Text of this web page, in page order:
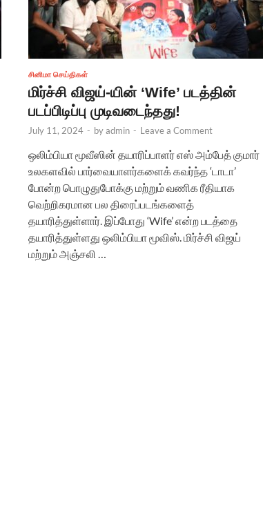
சினிமா செய்திகள்
மிர்ச்சி விஜய்-யின் ‘Wife’ படத்தின்
படப்பிடிப்பு முடிவடைந்தது!
July 11, 2024 - byadmin - Leave a Comment
ஒலிம்பியா மூவீஸின் தயாரிப்பாளர் எஸ் அம்பேத் குமார்
உலகளவில் பார்வையாளர்களைக் கவர்ந்த ‘டாடா’
போன்ற பொழுதுபோக்கு மற்றும் வணிக ரீதியாக
வெற்றிகரமான பல திரைப்படங்களைத்
தயாரித்துள்ளார். இப்போது ‘Wife’ என்ற படத்தை
தயாரித்துள்ளது ஒலிம்பியா மூவிஸ். மிர்ச்சி விஜய்
மற்றும் அஞ்சலி …